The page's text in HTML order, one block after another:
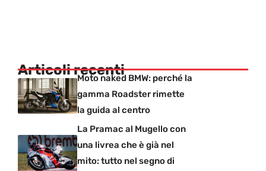
Articoli recentiMoto naked BMW: perché la
gamma Roadster rimette
la guida al centro
La Pramac al Mugello con
una livrea che è già nel
mito: tutto nel segno di